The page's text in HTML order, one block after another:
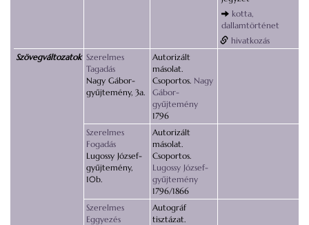
kotta,
dallamtörténet
hivatkozás
Szövegváltozatok Szerelmes
Tagadás
Nagy Gábor-
gyűjtemény, 3a.
Autorizált
másolat.
Csoportos. Nagy
Gábor-
gyűjtemény
1796
Szerelmes
Fogadás
Lugossy József-
gyűjtemény,
10b.
Autorizált
másolat.
Csoportos.
Lugossy József-
gyűjtemény
1796/1866
Szerelmes
Eggyezés
Autográf
tisztázat.